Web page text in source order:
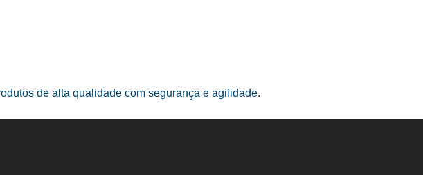
de alta qualidade com segurança e agilidade.